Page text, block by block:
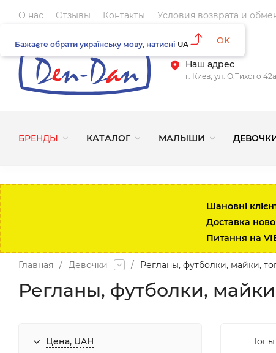
О нас Отзывы Контакты Условия возврата и
Наш адрес
г. Киев, ул. О.Тихого
БРЕНДЫ КАТАЛОГ МАЛЫШИ
Шановні
Доставка
Питання на
Главная / Девочки / Регланы, футболки, майки,
Регланы, футболки,
Цена, UAH Топы
Бажаєте обрати українську мову, натисні UA OK